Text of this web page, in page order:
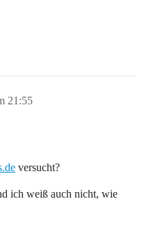
21:55
versucht?
ich weiß auch nicht, wie